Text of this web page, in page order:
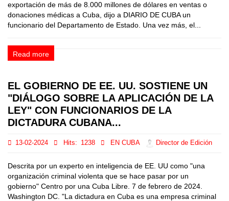
exportación de más de 8.000 millones de dólares en ventas o
donaciones médicas a Cuba, dijo a DIARIO DE CUBA un
funcionario del Departamento de Estado. Una vez más, el...
Read more
EL GOBIERNO DE EE. UU. SOSTIENE UN
"DIÁLOGO SOBRE LA APLICACIÓN DE LA
LEY" CON FUNCIONARIOS DE LA
DICTADURA CUBANA...
13-02-2024 Hits: 1238 EN CUBA Director de Edición
Descrita por un experto en inteligencia de EE. UU como "una
organización criminal violenta que se hace pasar por un
gobierno" Centro por una Cuba Libre. 7 de febrero de 2024.
Washington DC. "La dictadura en Cuba es una empresa criminal